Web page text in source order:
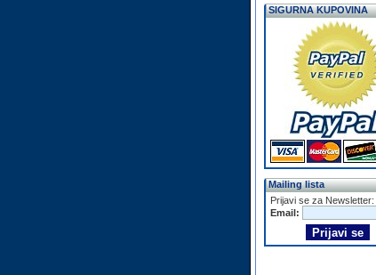
SIGURNA KUPOVINA
Mailing lista
Prijavi se za Newsletter:
Email: